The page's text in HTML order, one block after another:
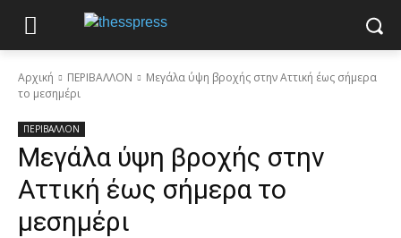
Αρχική ΠΕΡΙΒΑΛΛΟΝ
Μεγάλα ύψη βροχής στην Αττική έως σήμερα
το μεσημέρι
ΠΕΡΙΒΑΛΛΟΝ
Μεγάλα ύψη βροχής στην
Αττική έως σήμερα το
μεσημέρι